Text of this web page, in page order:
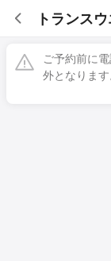
トランス
ご予約前に
外となります